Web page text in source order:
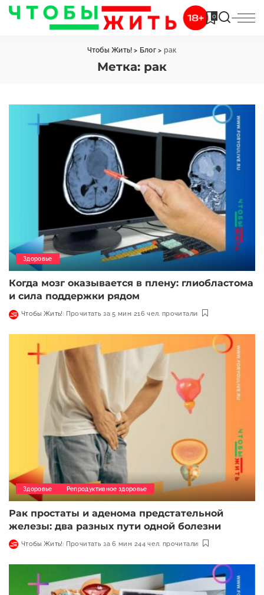
0
Чтобы Жить! > Блог> рак
Метка: рак
Здоровье
Когда мозг оказывается в плену: глиобластома
и сила поддержки рядом
Чтобы Жить! Прочитать за 5 мин 216 чел. прочитали
Здоровье Репродуктивное здоровье
Рак простаты и аденома предстательной
железы: два разных пути одной болезни
Чтобы Жить! Прочитать за 6 мин 244 чел. прочитали